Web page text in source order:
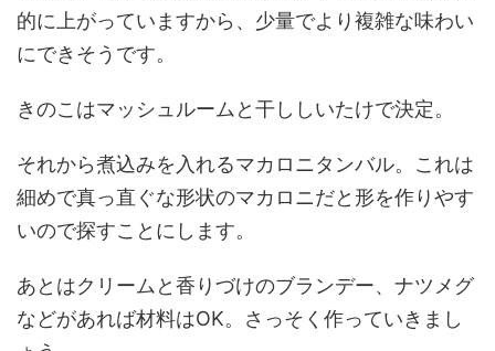
的に上がっていますから、少量でより複雑な味わい
にできそうです。
きのこはマッシュルームと干ししいたけで決定。
それから煮込みを入れるマカロニタンバル。これは
細めで真っ直ぐな形状のマカロニだと形を作りやす
いので探すことにします。
あとはクリームと香りづけのブランデー、ナツメグ
などがあれば材料はOK。さっそく作っていきまし